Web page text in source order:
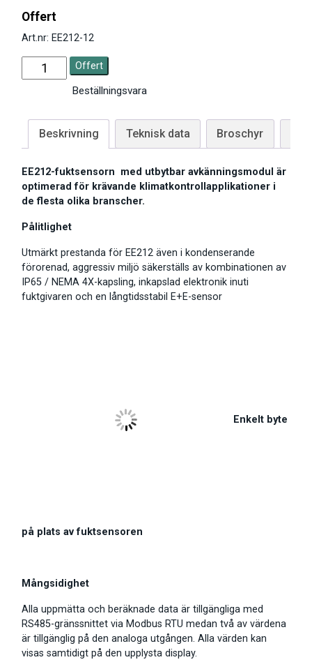
Offert
Art.nr: EE212-12
Offert
Beställningsvara
Beskrivning Teknisk data Broschyr
EE212-fuktsensorn med utbytbar avkänningsmodul är
optimerad för krävande klimatkontrollapplikationer i
de flesta olika branscher.
Pålitlighet
Utmärkt prestanda för EE212 även i kondenserande
förorenad, aggressiv miljö säkerställs av kombinationen av
IP65 / NEMA 4X-kapsling, inkapslad elektronik inuti
fuktgivaren och en långtidsstabil E+E-sensor
Enkelt byte
på plats av fuktsensoren
Mångsidighet
Alla uppmätta och beräknade data är tillgängliga med
RS485-gränssnittet via Modbus RTU medan två av värdena
är tillgänglig på den analoga utgången. Alla värden kan
visas samtidigt på den upplysta display.